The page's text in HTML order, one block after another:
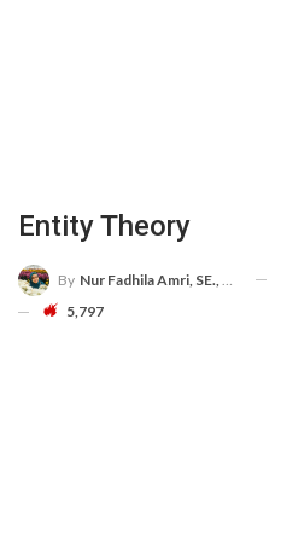
Entity Theory
By Nur Fadhila Amri, SE., Ak., M.Si
5,797